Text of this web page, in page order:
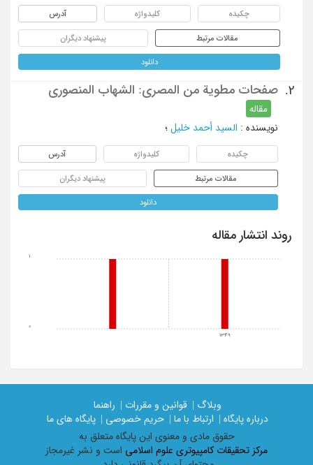
چکیده کلیدواژه آدرس
مقالات مرتبط پیشنهاد دیگران
دانلود
2. صفحات مطویة من المصری: الشهاب المنصوری
مقاله
نویسنده : السید أحمد خلیل ؛
چکیده کلیدواژه آدرس
مقالات مرتبط پیشنهاد دیگران
دانلود
روند انتشار مقاله
1349
0
1
وبلاگ | قوانین و مقررات |
راهنما
درباره پایگاه |
ارتباط با ما | حریم خصوصی |
پایگاه های ما
حقوق مادی و معنوی اين پايگاه متعلق به
مرکز تحقیقات کامپیوتری علوم اسلامی است و نشر غیرمجاز